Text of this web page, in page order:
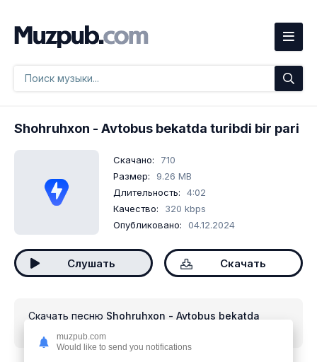
Shohruhxon - Avtobus bekatda turibdi bir pari
Скачано:
710
Размер:
9.26 MB
Длительность:
4:02
Качество:
320 kbps
Опубликовано:
04.12.2024
Слушать Скачать
Скачать песню Shohruhxon - Avtobus bekatda
turibdi bir pari
muzpub.com
Would like to send you notifications